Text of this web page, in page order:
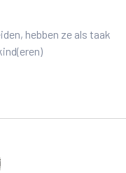
hebben ze als taak